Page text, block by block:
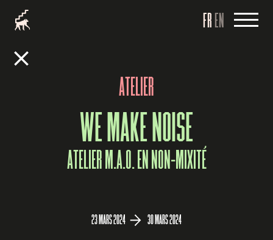
FR EN
ATELIER
WE MAKE NOISE
ATELIER M.A.O. EN NON-MIXITÉ
23 MARS 2024 30 MARS 2024